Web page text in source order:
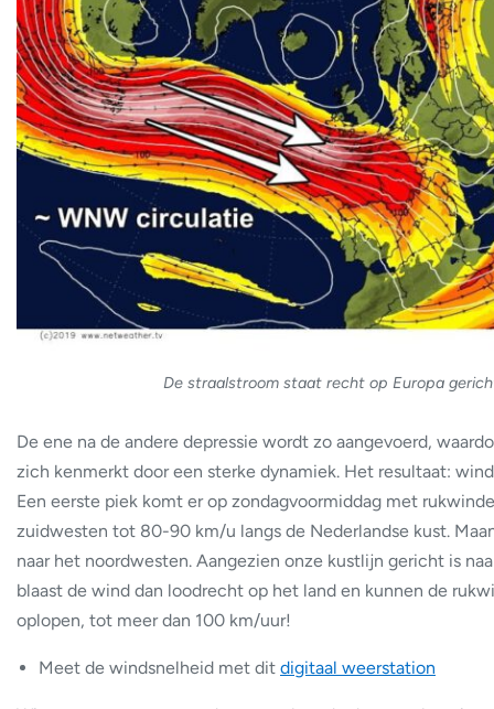
De straalstroom staat recht op Europa
De ene na de andere depressie wordt zo aangevoerd,
zich kenmerkt door een sterke dynamiek. Het resultaat:
Een eerste piek komt er op zondagvoormiddag met
zuidwesten tot 80-90 km/u langs de Nederlandse kust.
naar het noordwesten. Aangezien onze kustlijn gericht is
blaast de wind dan loodrecht op het land en kunnen de
oplopen, tot meer dan 100 km/uur!
Meet de windsnelheid met dit digitaal weerstation